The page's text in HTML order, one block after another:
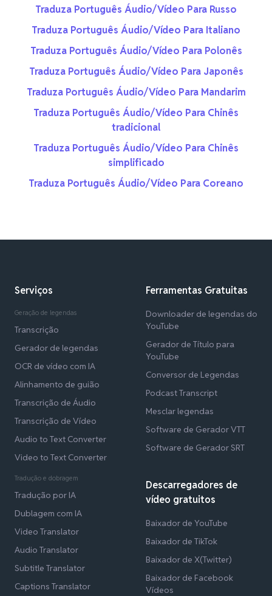
Traduza Português Áudio/Vídeo Para Russo
Traduza Português Áudio/Vídeo Para Italiano
Traduza Português Áudio/Vídeo Para Polonês
Traduza Português Áudio/Vídeo Para Japonês
Traduza Português Áudio/Vídeo Para Mandarim
Traduza Português Áudio/Vídeo Para Chinês
tradicional
Traduza Português Áudio/Vídeo Para Chinês
simplificado
Traduza Português Áudio/Vídeo Para Coreano
Serviços
Geração de legendas
Transcrição
Gerador de legendas
OCR de vídeo com IA
Alinhamento de guião
Transcrição de Áudio
Transcrição de Vídeo
Audio to Text Converter
Video to Text Converter
Tradução e dobragem
Tradução por IA
Dublagem com IA
Video Translator
Audio Translator
Subtitle Translator
Captions Translator
Ferramentas Gratuitas
Downloader de legendas do
YouTube
Gerador de Título para
YouTube
Conversor de Legendas
Podcast Transcript
Mesclar legendas
Software de Gerador VTT
Software de Gerador SRT
Descarregadores de
vídeo gratuitos
Baixador de YouTube
Baixador de TikTok
Baixador de X(Twitter)
Baixador de Facebook
Vídeos